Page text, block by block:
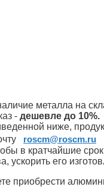
металла на
- дешевле до 10%.
ниже,
roscm@roscm.ru
в кратчайшие
ускорить его
приобрести